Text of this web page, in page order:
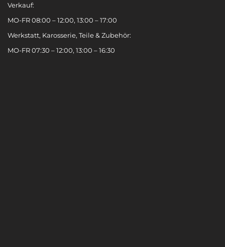
Verkauf:
MO-FR 08:00 – 12:00, 13:00 – 17:00
Werkstatt, Karosserie, Teile & Zubehör:
MO-FR 07:30 – 12:00, 13:00 – 16:30